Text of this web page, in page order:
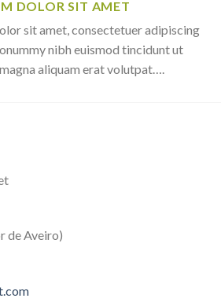
DOLOR SIT AMET
sit amet, consectetuer adipiscing
nibh euismod tincidunt ut
aliquam erat volutpat….
de Aveiro)